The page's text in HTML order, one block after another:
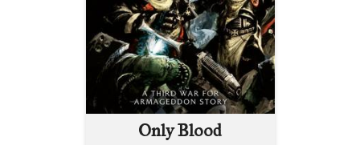
Only Blood